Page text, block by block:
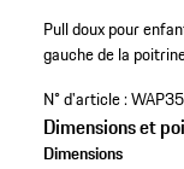
Pull doux pour
gauche de la
N° d'article :
Dimensions et
Dimensions